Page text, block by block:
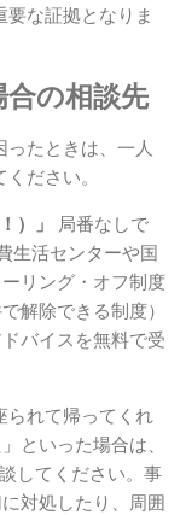
な証拠となりま
合の相談先
たときは、一人
ださい。
）」
局番なしで
生活センターや国
リング・オフ制度
解除できる制度）
バイスを無料で受
られて帰ってくれ
といった場合は、
してください。事
対処したり、周囲